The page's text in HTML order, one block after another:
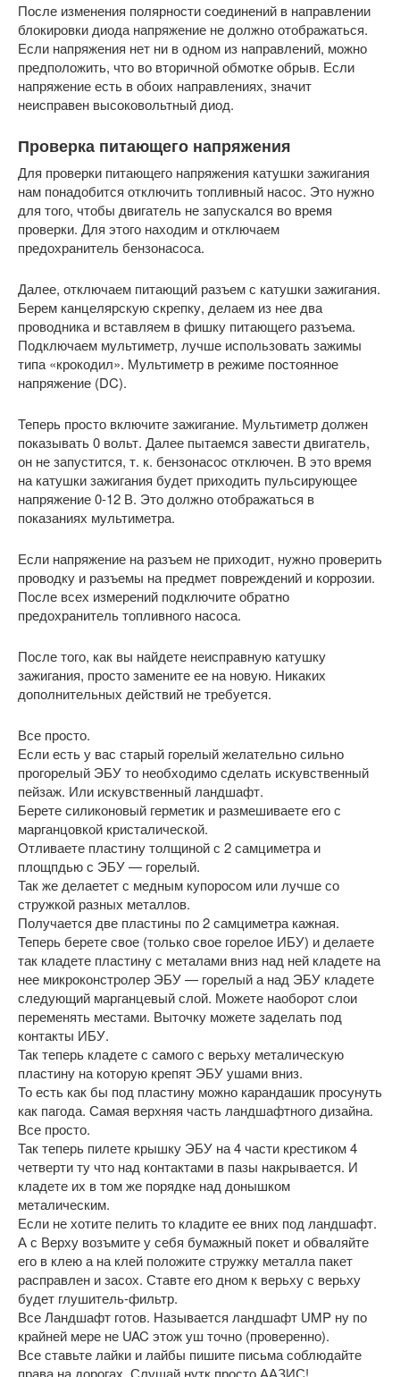
После изменения полярности соединений в направлении
блокировки диода напряжение не должно отображаться.
Если напряжения нет ни в одном из направлений, можно
предположить, что во вторичной обмотке обрыв. Если
напряжение есть в обоих направлениях, значит
неисправен высоковольтный диод.
Проверка питающего напряжения
Для проверки питающего напряжения катушки зажигания
нам понадобится отключить топливный насос. Это нужно
для того, чтобы двигатель не запускался во время
проверки. Для этого находим и отключаем
предохранитель бензонасоса.
Далее, отключаем питающий разъем с катушки зажигания.
Берем канцелярскую скрепку, делаем из нее два
проводника и вставляем в фишку питающего разъема.
Подключаем мультиметр, лучше использовать зажимы
типа «крокодил». Мультиметр в режиме постоянное
напряжение (DC).
Теперь просто включите зажигание. Мультиметр должен
показывать 0 вольт. Далее пытаемся завести двигатель,
он не запустится, т. к. бензонасос отключен. В это время
на катушки зажигания будет приходить пульсирующее
напряжение 0-12 В. Это должно отображаться в
показаниях мультиметра.
Если напряжение на разъем не приходит, нужно проверить
проводку и разъемы на предмет повреждений и коррозии.
После всех измерений подключите обратно
предохранитель топливного насоса.
После того, как вы найдете неисправную катушку
зажигания, просто замените ее на новую. Никаких
дополнительных действий не требуется.
Все просто.
Если есть у вас старый горелый желательно сильно
прогорелый ЭБУ то необходимо сделать искувственный
пейзаж. Или искувственный ландшафт.
Берете силиконовый герметик и размешиваете его с
марганцовкой кристалической.
Отливаете пластину толщиной с 2 самциметра и
площпдью с ЭБУ — горелый.
Так же делаетет с медным купоросом или лучше со
стружкой разных металлов.
Получается две пластины по 2 самциметра кажная.
Теперь берете свое (только свое горелое ИБУ) и делаете
так кладете пластину с металами вниз над ней кладете на
нее микроконстролер ЭБУ — горелый а над ЭБУ кладете
следующий марганцевый слой. Можете наоборот слои
переменять местами. Выточку можете заделать под
контакты ИБУ.
Так теперь кладете с самого с верьху металическую
пластину на которую крепят ЭБУ ушами вниз.
То есть как бы под пластину можно карандашик просунуть
как пагода. Самая верхняя часть ландшафтного дизайна.
Все просто.
Так теперь пилете крышку ЭБУ на 4 части крестиком 4
четверти ту что над контактами в пазы накрывается. И
кладете их в том же порядке над донышком
металическим.
Если не хотите пелить то кладите ее вних под ландшафт.
А с Верху возъмите у себя бумажный покет и обваляйте
его в клею а на клей положите стружку металла пакет
расправлен и засох. Ставте его дном к верьху с верьху
будет глушитель-фильтр.
Все Ландшафт готов. Называется ландшафт UMP ну по
крайней мере не UAC этож уш точно (проверенно).
Все ставьте лайки и лайбы пишите письма соблюдайте
права на дорогах. Слушай нутк просто ААЗИС!